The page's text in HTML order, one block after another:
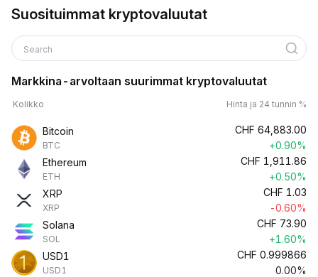
Suosituimmat kryptovaluutat
Search
Markkina-arvoltaan suurimmat kryptovaluutat
Kolikko Hinta ja 24 tunnin %
Bitcoin
BTC
CHF 64,883.00
+0.90%
Ethereum
ETH
CHF 1,911.86
+0.50%
XRP
XRP
CHF 1.03
-0.60%
Solana
SOL
CHF 73.90
+1.60%
USD1
USD1
CHF 0.999866
0.00%